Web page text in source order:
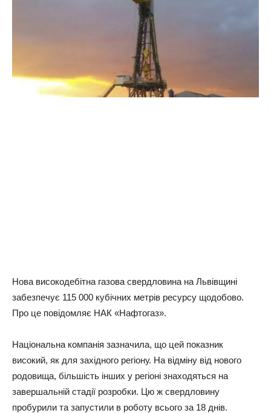
Нова високодебітна газова свердловина на Львівщині
забезпечує 115 000 кубічних метрів ресурсу щодобово.
Про це повідомляє НАК «Нафтогаз».
Національна компанія зазначила, що цей показник
високий, як для західного регіону. На відміну від нового
родовища, більшість інших у регіоні знаходяться на
завершальній стадії розробки. Цю ж свердловину
пробурили та запустили в роботу всього за 18 днів.